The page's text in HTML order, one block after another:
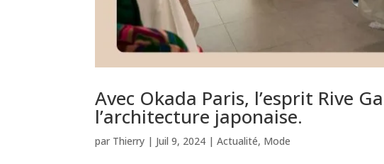
Avec Okada Paris, l’esprit Rive
l’architecture japonaise.
par Thierry | Juil 9, 2024 |Actualité, Mode